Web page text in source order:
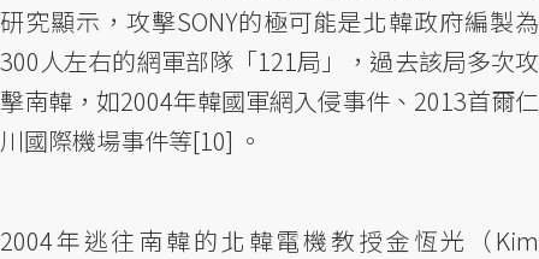
研究顯示，攻擊SONY的極可能是北韓政府編製為
300人左右的網軍部隊「121局」，過去該局多次攻
擊南韓，如2004年韓國軍網入侵事件、2013首爾仁
川國際機場事件等[10] 。
2004年逃往南韓的北韓電機教授金恆光（Kim